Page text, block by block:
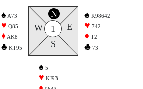
♠ A73
♥ Q85
♦ AK8
♣ KT95
N
S
W E
1
♠ K98642
♥ 742
♦ T2
♣ 73
♠ 5
♥ KJ93